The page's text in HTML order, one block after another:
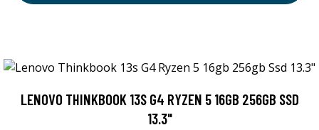
LENOVO THINKBOOK 13S G4 RYZEN 5 16GB 256GB SSD
13.3"